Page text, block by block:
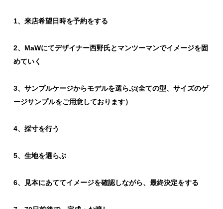
1、来店希望日時を予約をする
2、MaWにてデザイナー西野氏とマンツーマンでイメージを固
めていく
3、サンプルケージからモデルを選らぶ(全ての型、サイズのゲ
ージサンプルをご用意しております）
4、採寸を行う
5、生地を選らぶ
6、見本にあててイメージを確認しながら、最終決定をする